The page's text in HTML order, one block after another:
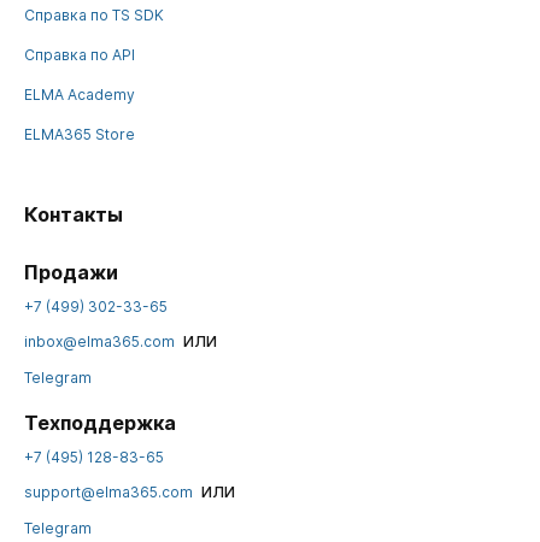
Справка по TS SDK
Справка по API
ELMA Academy
ELMA365 Store
Контакты
Продажи
+7 (499) 302-33-65
inbox@elma365.com или
Telegram
Техподдержка
+7 (495) 128-83-65
support@elma365.com или
Telegram